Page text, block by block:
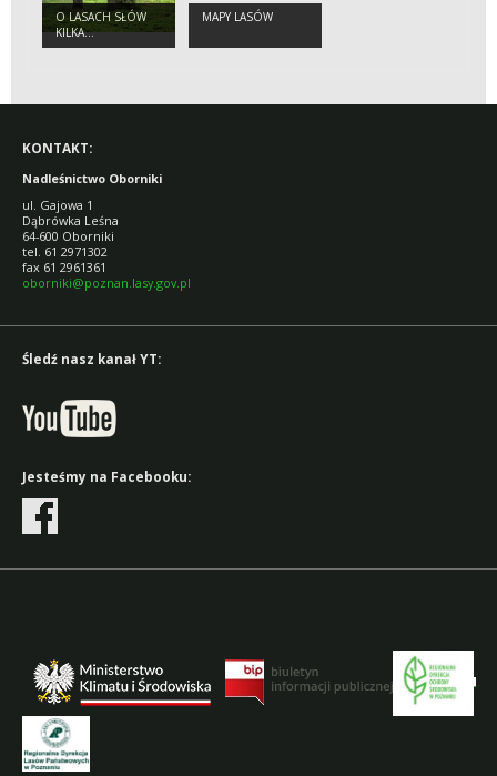
O LASACH SŁÓW
KILKA...
MAPY LASÓW
KONTAKT:
Nadleśnictwo Oborniki
ul. Gajowa 1
Dąbrówka Leśna
64-600 Oborniki
tel. 61 2971302
fax 61 2961361
oborniki@poznan.lasy.gov.pl
Śledź nasz kanał YT:
Jesteśmy na Facebooku: